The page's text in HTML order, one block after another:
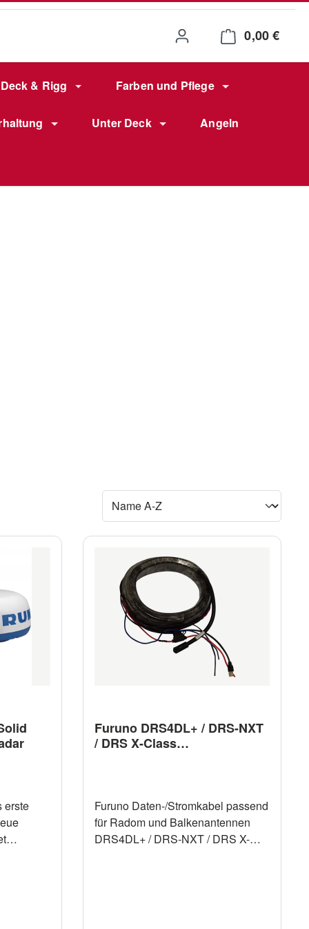
0,00 €
Deck & Rigg Farben und Pflege
Unter Deck Angeln
erste
Furuno DRS4DL+ / DRS-NXT
/ DRS X-Class
Furuno Daten-/Stromkabel passend
für Radom und Balkenantennen
DRS4DL+ / DRS-NXT / DRS X-